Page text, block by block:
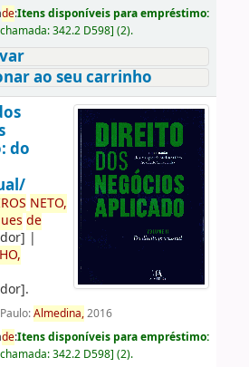
de:Itens disponíveis para empréstimo:
342.2 D598] (2).
ao seu carrinho
do
NETO,
de
|
.
Almedina,2016
de:Itens disponíveis para empréstimo:
342.2 D598] (2).